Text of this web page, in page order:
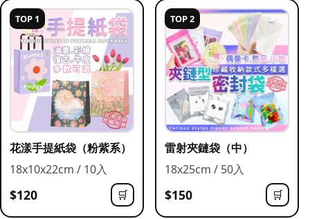
TOP 1
花漾手提紙袋（粉紫系）
18x10x22cm / 10入
$120 🛒
TOP 2
雷射夾鏈袋（中）
18x25cm / 50入
$150 🛒